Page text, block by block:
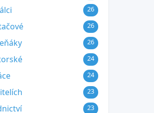
26
26
26
24
24
23
23